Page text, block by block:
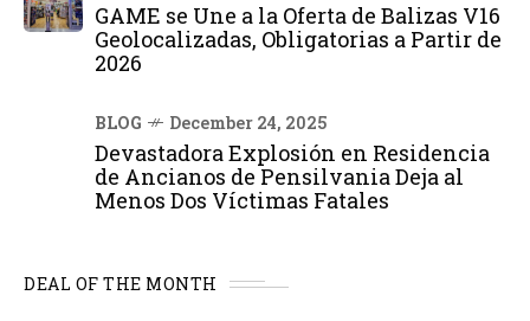
GAME se Une a la Oferta de Balizas V16
Geolocalizadas, Obligatorias a Partir de
2026
BLOG December 24, 2025
Devastadora Explosión en Residencia
de Ancianos de Pensilvania Deja al
Menos Dos Víctimas Fatales
DEAL OF THE MONTH